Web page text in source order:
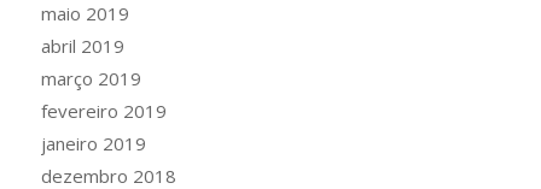
maio 2019
abril 2019
março 2019
fevereiro 2019
janeiro 2019
dezembro 2018